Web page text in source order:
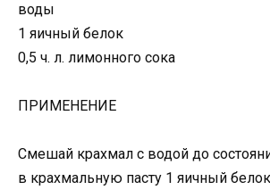
воды
1 яичный белок
0,5 ч. л. лимонного сока
ПРИМЕНЕНИЕ
Смешай крахмал с водой до
в крахмальную пасту 1 яичный